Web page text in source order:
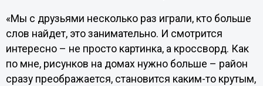
«Мы с друзьями несколько раз играли, кто больше
слов найдет, это занимательно. И смотрится
интересно – не просто картинка, а кроссворд. Как
по мне, рисунков на домах нужно больше – район
сразу преображается, становится каким-то крутым,